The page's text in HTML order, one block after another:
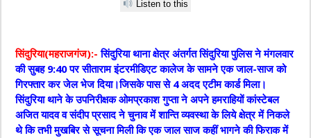
Listen to this
सिंदुरिया(महराजगंज):- सिंदुरिया थाना क्षेत्र अंतर्गत सिंदुरिया पुलिस ने मंगलवार
की सुबह 9:40 पर सीताराम इंटरमीडिएट कालेज के सामने एक जाल-साज को
गिरफ्तार कर जेल भेज दिया।जिसके पास से 4 अदद एटीम कार्ड मिला।
सिंदुरिया थाने के उपनिरीक्षक ओमप्रकाश गुप्ता ने अपने हमराहियों कांस्टेबल
अजित यादव व संदीप प्रसाद ने चुनाव में शान्ति व्यवस्था के लिये क्षेत्र में निकले
थे कि तभी मुखबिर से सूचना मिली कि एक जाल साज कहीं भागने की फिराक में